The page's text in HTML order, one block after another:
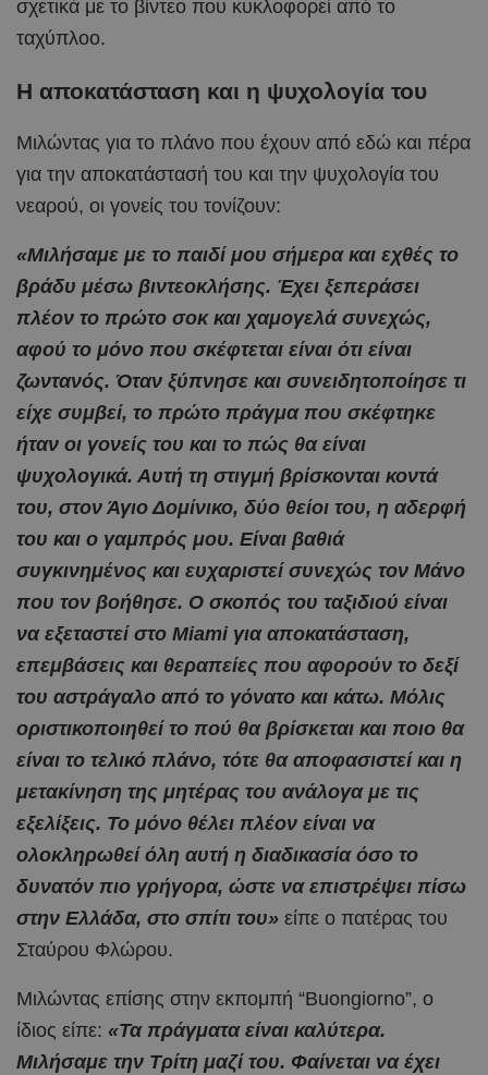
σχετικά με το βίντεο που κυκλοφορεί από το
ταχύπλοο.
Η αποκατάσταση και η ψυχολογία του
Μιλώντας για το πλάνο που έχουν από εδώ και πέρα
για την αποκατάστασή του και την ψυχολογία του
νεαρού, οι γονείς του τονίζουν:
«Μιλήσαμε με το παιδί μου σήμερα και εχθές το
βράδυ μέσω βιντεοκλήσης. Έχει ξεπεράσει
πλέον το πρώτο σοκ και χαμογελά συνεχώς,
αφού το μόνο που σκέφτεται είναι ότι είναι
ζωντανός. Όταν ξύπνησε και συνειδητοποίησε τι
είχε συμβεί, το πρώτο πράγμα που σκέφτηκε
ήταν οι γονείς του και το πώς θα είναι
ψυχολογικά. Αυτή τη στιγμή βρίσκονται κοντά
του, στον Άγιο Δομίνικο, δύο θείοι του, η αδερφή
του και ο γαμπρός μου. Είναι βαθιά
συγκινημένος και ευχαριστεί συνεχώς τον Μάνο
που τον βοήθησε. Ο σκοπός του ταξιδιού είναι
να εξεταστεί στο Miami για αποκατάσταση,
επεμβάσεις και θεραπείες που αφορούν το δεξί
του αστράγαλο από το γόνατο και κάτω. Μόλις
οριστικοποιηθεί το πού θα βρίσκεται και ποιο θα
είναι το τελικό πλάνο, τότε θα αποφασιστεί και η
μετακίνηση της μητέρας του ανάλογα με τις
εξελίξεις. Το μόνο θέλει πλέον είναι να
ολοκληρωθεί όλη αυτή η διαδικασία όσο το
δυνατόν πιο γρήγορα, ώστε να επιστρέψει πίσω
στην Ελλάδα, στο σπίτι του» είπε ο πατέρας του
Σταύρου Φλώρου.
Μιλώντας επίσης στην εκπομπή “Buongiorno”, ο
ίδιος είπε: «Τα πράγματα είναι καλύτερα.
Μιλήσαμε την Τρίτη μαζί του. Φαίνεται να έχει